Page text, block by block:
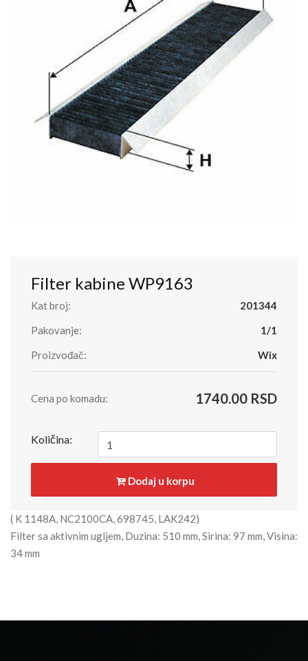
Filter kabine WP9163
Kat broj:
201344
Pakovanje:
1/1
Proizvođač:
Wix
Cena po komadu: 1740.00 RSD
Količina:
Dodaj u korpu
( K 1148A, NC2100CA, 698745, LAK242)
Filter sa aktivnim ugljem, Duzina: 510 mm, Sirina: 97 mm, Visina:
34 mm